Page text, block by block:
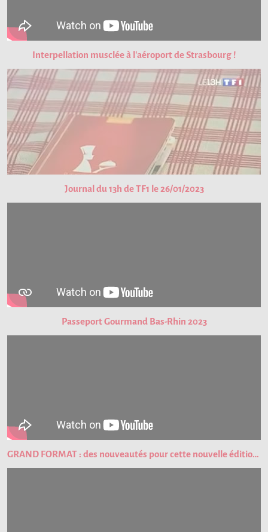
Interpellation musclée à l'aéroport de Strasbourg !
Journal du 13h de TF1 le 26/01/2023
Passeport Gourmand Bas-Rhin 2023
GRAND FORMAT : des nouveautés pour cette nouvelle édition du Passeport Gourmand !